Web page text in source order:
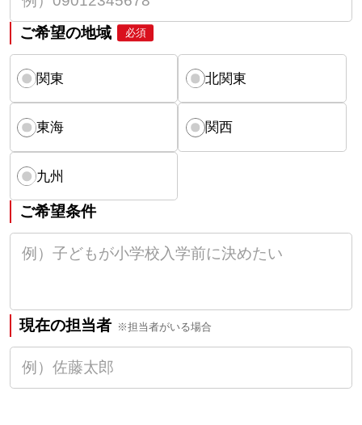
ご希望の地域 必須
関東 北関東
東海 関西
九州
ご希望条件
現在の担当者 ※担当者がいる場合